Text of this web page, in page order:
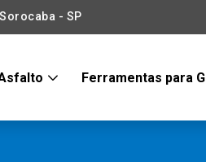
- SP
Ferramentas para